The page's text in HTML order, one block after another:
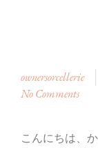
ownersorcellerie
No Comments
こんにちは、か